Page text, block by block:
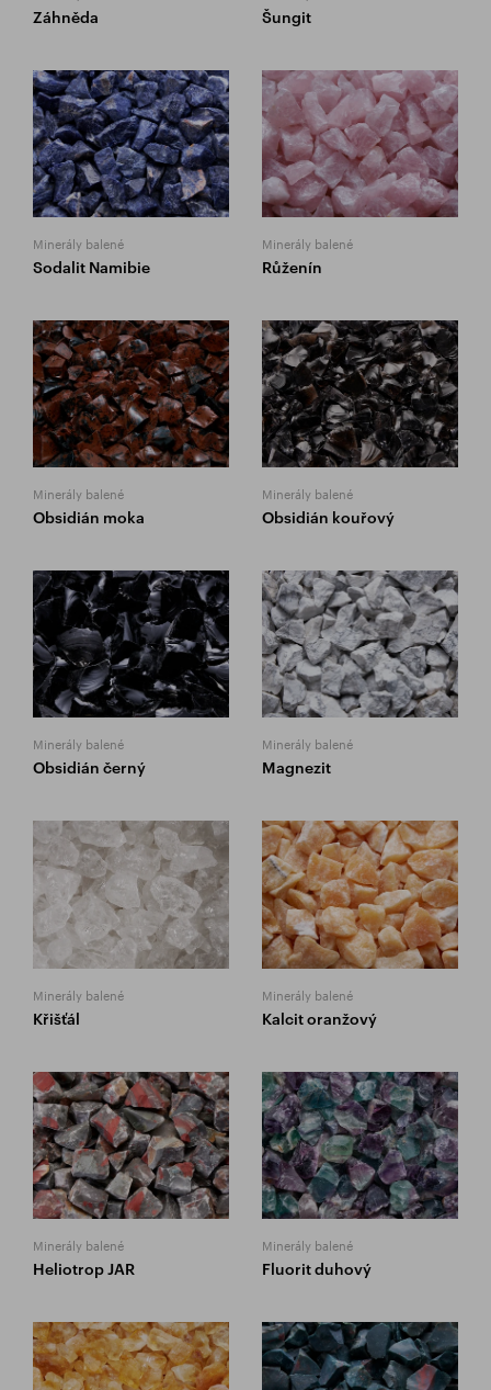
Záhněda Šungit
Minerály balené
Sodalit Namibie
Minerály balené
Růženín
Minerály balené
Obsidián moka
Minerály balené
Obsidián kouřový
Minerály balené
Obsidián černý
Minerály balené
Magnezit
Minerály balené
Křišťál
Minerály balené
Kalcit oranžový
Minerály balené
Heliotrop JAR
Minerály balené
Fluorit duhový